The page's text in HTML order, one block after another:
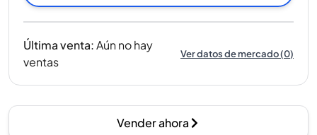
Última venta:Aún no hay
ventas
Ver datos de mercado(0)
Vender ahora